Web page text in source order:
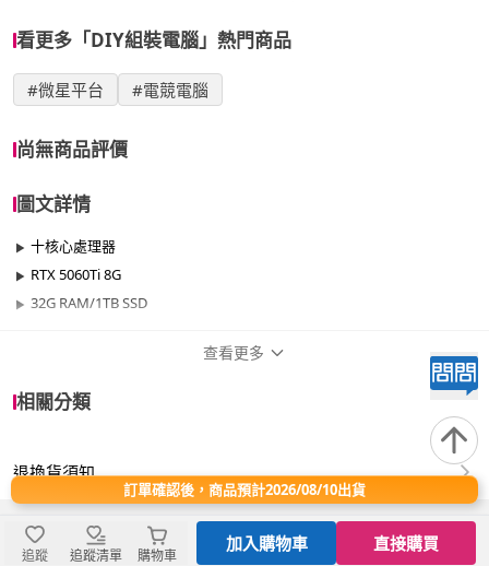
看更多「DIY組裝電腦」熱門商品
#微星平台 #電競電腦
尚無商品評價
圖文詳情
十核心處理器
RTX 5060Ti 8G
32G RAM/1TB SSD
效能 501W~700W
晶片 RTX50系列
查看更多
相關分類
退換貨須知
訂單確認後，商品預計2026/08/10出貨
追蹤 追蹤清單 購物車
加入購物車 直接購買